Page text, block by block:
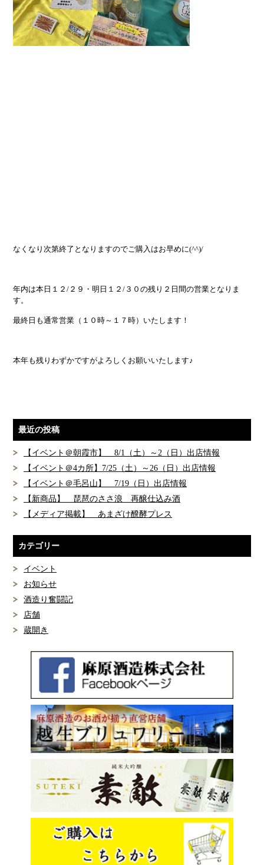
なくなり次第終了となりますのでご購入はお早めに(^^)/
年内は本日１２/２９・明日１２/３０の残り２日間の営業となりま
す。
最終日も通常営業（１０時～１７時）いたします！
本年も残りわずかですがよろしくお願いいたします♪
最近の投稿
【イベント＠朝霞市】 8/1（土）～2（日）出店情報
【イベント＠4カ所】7/25（土）～26（日）出店情報
【イベント＠毛呂山】 7/19（日）出店情報
【新商品】 琵琶のささ浪 再醸仕込み酒
【メディア掲載】 あまざけ醗酵プレス
カテゴリー
イベント
お知らせ
酒造り奮闘記
店舗
蔵開き